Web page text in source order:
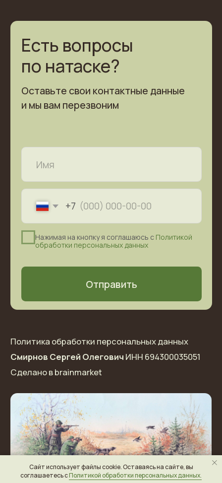
Сайт использует файлы cookie. Оставаясь на сайте, вы
соглашаетесь сПолитикой обработки персональных данных.